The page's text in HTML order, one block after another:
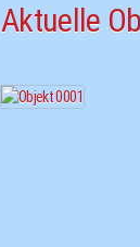
Aktuelle